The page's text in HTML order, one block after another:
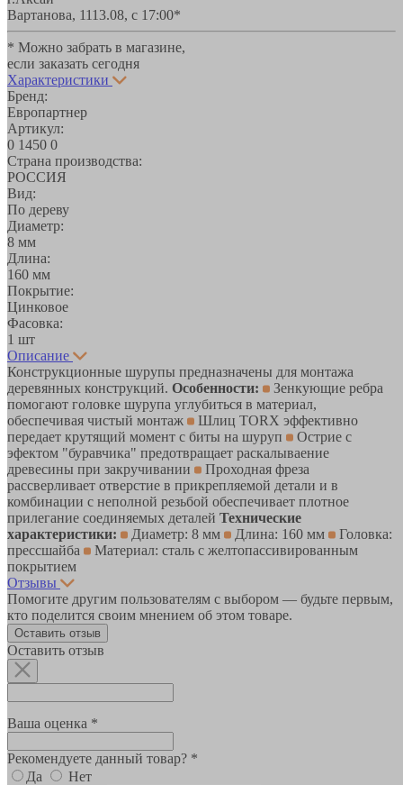
Вартанова, 1113.08, с 17:00*
* Можно забрать в магазине,
если заказать сегодня
Характеристики
Бренд:
Европартнер
Артикул:
0 1450 0
Страна производства:
РОССИЯ
Вид:
По дереву
Диаметр:
8 мм
Длина:
160 мм
Покрытие:
Цинковое
Фасовка:
1 шт
Описание
Конструкционные шурупы предназначены для монтажа
деревянных конструкций. Особенности:
Зенкующие ребра
помогают головке шурупа углубиться в материал,
обеспечивая чистый монтаж
Шлиц TORX эффективно
передает крутящий момент с биты на шуруп
Острие с
эфектом "буравчика" предотвращает раскалываение
древесины при закручивании
Проходная фреза
рассверливает отверстие в прикрепляемой детали и в
комбинации с неполной резьбой обеспечивает плотное
прилегание соединяемых деталей Технические
характеристики:
Диаметр: 8 мм Длина: 160 мм
Головка:
прессшайба
Материал: сталь с желтопассивированным
покрытием
Отзывы
Помогите другим пользователям с выбором — будьте первым,
кто поделится своим мнением об этом товаре.
Оставить отзыв
Оставить отзыв
Ваша оценка *
Рекомендуете данный товар? *
Да
Нет